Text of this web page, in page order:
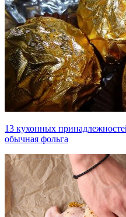
13 кухонных
обычная фольга